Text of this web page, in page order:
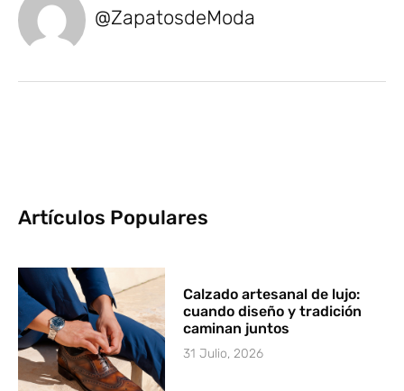
@ZapatosdeModa
Artículos Populares
Calzado artesanal de lujo:
cuando diseño y tradición
caminan juntos
31 Julio, 2026